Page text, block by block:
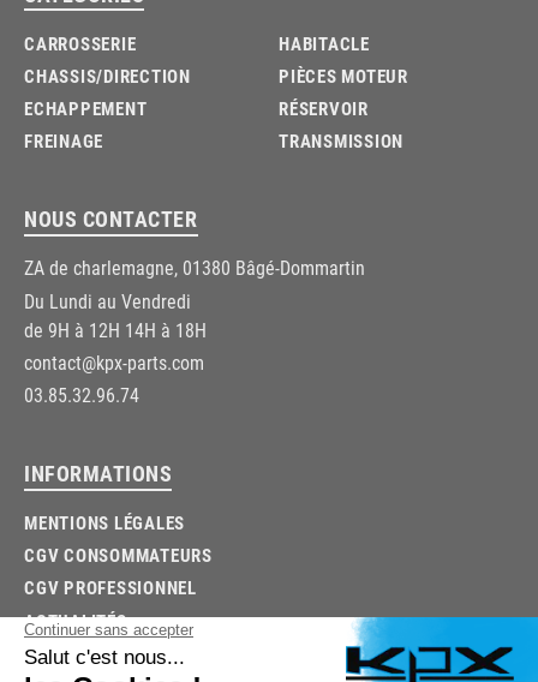
CARROSSERIE
CHASSIS/DIRECTION
ECHAPPEMENT
FREINAGE
HABITACLE
PIÈCES MOTEUR
RÉSERVOIR
TRANSMISSION
NOUS CONTACTER
ZA de charlemagne, 01380 Bâgé-Dommartin
Du Lundi au Vendredi
de 9H à 12H 14H à 18H
contact@kpx-parts.com
03.85.32.96.74
INFORMATIONS
MENTIONS LÉGALES
CGV CONSOMMATEURS
CGV PROFESSIONNEL
ACTUALITÉS